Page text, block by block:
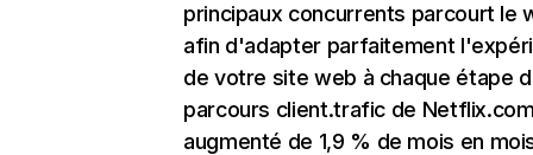
principaux concurrents parcourt le
afin d'adapter parfaitement
de votre site web à chaque étape
parcours client.trafic de
augmenté de 1,9 % de mois en